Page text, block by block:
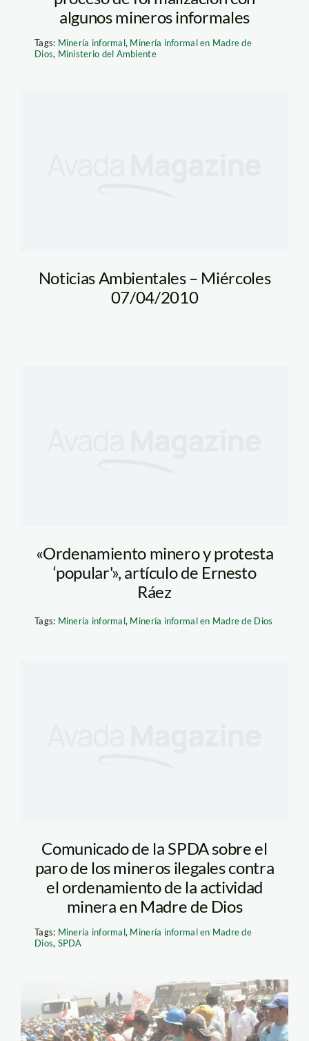
algunos mineros informales
Tags: Minería informal, Minería informal en Madre de
Dios, Ministerio del Ambiente
Noticias Ambientales – Miércoles
07/04/2010
«Ordenamiento minero y protesta
‘popular'», artículo de Ernesto
Ráez
Tags: Minería informal, Minería informal en Madre de Dios
Comunicado de la SPDA sobre el
paro de los mineros ilegales contra
el ordenamiento de la actividad
minera en Madre de Dios
Tags: Minería informal, Minería informal en Madre de
Dios, SPDA
chala_minero_el_buho